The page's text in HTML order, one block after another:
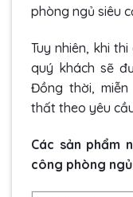
phòng ngủ siêu
Tuy nhiên, khi
quý khách sẽ
Đồng thời,
thất theo yêu
Các sản phẩm
công phòng